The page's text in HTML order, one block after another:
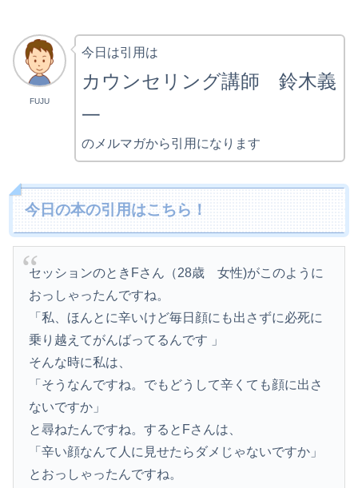
FUJU
今日は引用は
カウンセリング講師 鈴木義
一
のメルマガから引用になります
今日の本の引用はこちら！
セッションのときFさん（28歳 女性)がこのように
おっしゃったんですね。
「私、ほんとに辛いけど毎日顔にも出さずに必死に
乗り越えてがんばってるんです 」
そんな時に私は、
「そうなんですね。でもどうして辛くても顔に出さ
ないですか」
と尋ねたんですね。するとFさんは、
「辛い顔なんて人に見せたらダメじゃないですか」
とおっしゃったんですね。